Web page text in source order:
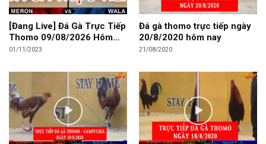
[Đang Live] Đá Gà Trực Tiếp
Thomo 09/08/2026 Hôm
Nay
01/11/2023
Đá gà thomo trực tiếp ngày
20/8/2020 hôm nay
21/08/2020